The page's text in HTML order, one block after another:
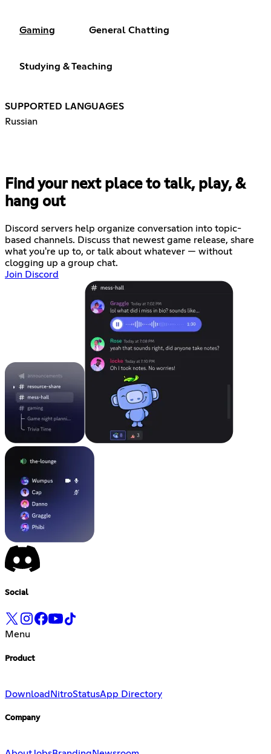
Gaming General Chatting
Studying & Teaching
SUPPORTED LANGUAGES
Russian
Find your next place to talk, play, &
hang out
Discord servers help organize conversation into topic-
based channels. Discuss that newest game release, share
what you're up to, or talk about whatever — without
clogging up a group chat.
Join Discord
Social
Menu
Product
Download NitroStatusApp Directory
Company